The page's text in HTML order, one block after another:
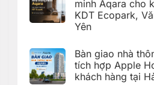
phơi
thông
minh
Aqara
Aqara
Home
ở
Hoàn
thiện
bàn
thống
nhà
thông
minh
minh Aqara cho
KDT Ecopark,
Yên
bình
luận
ở
Hoàn
Bàn giao nhà
tích hợp Apple
khách hàng tại